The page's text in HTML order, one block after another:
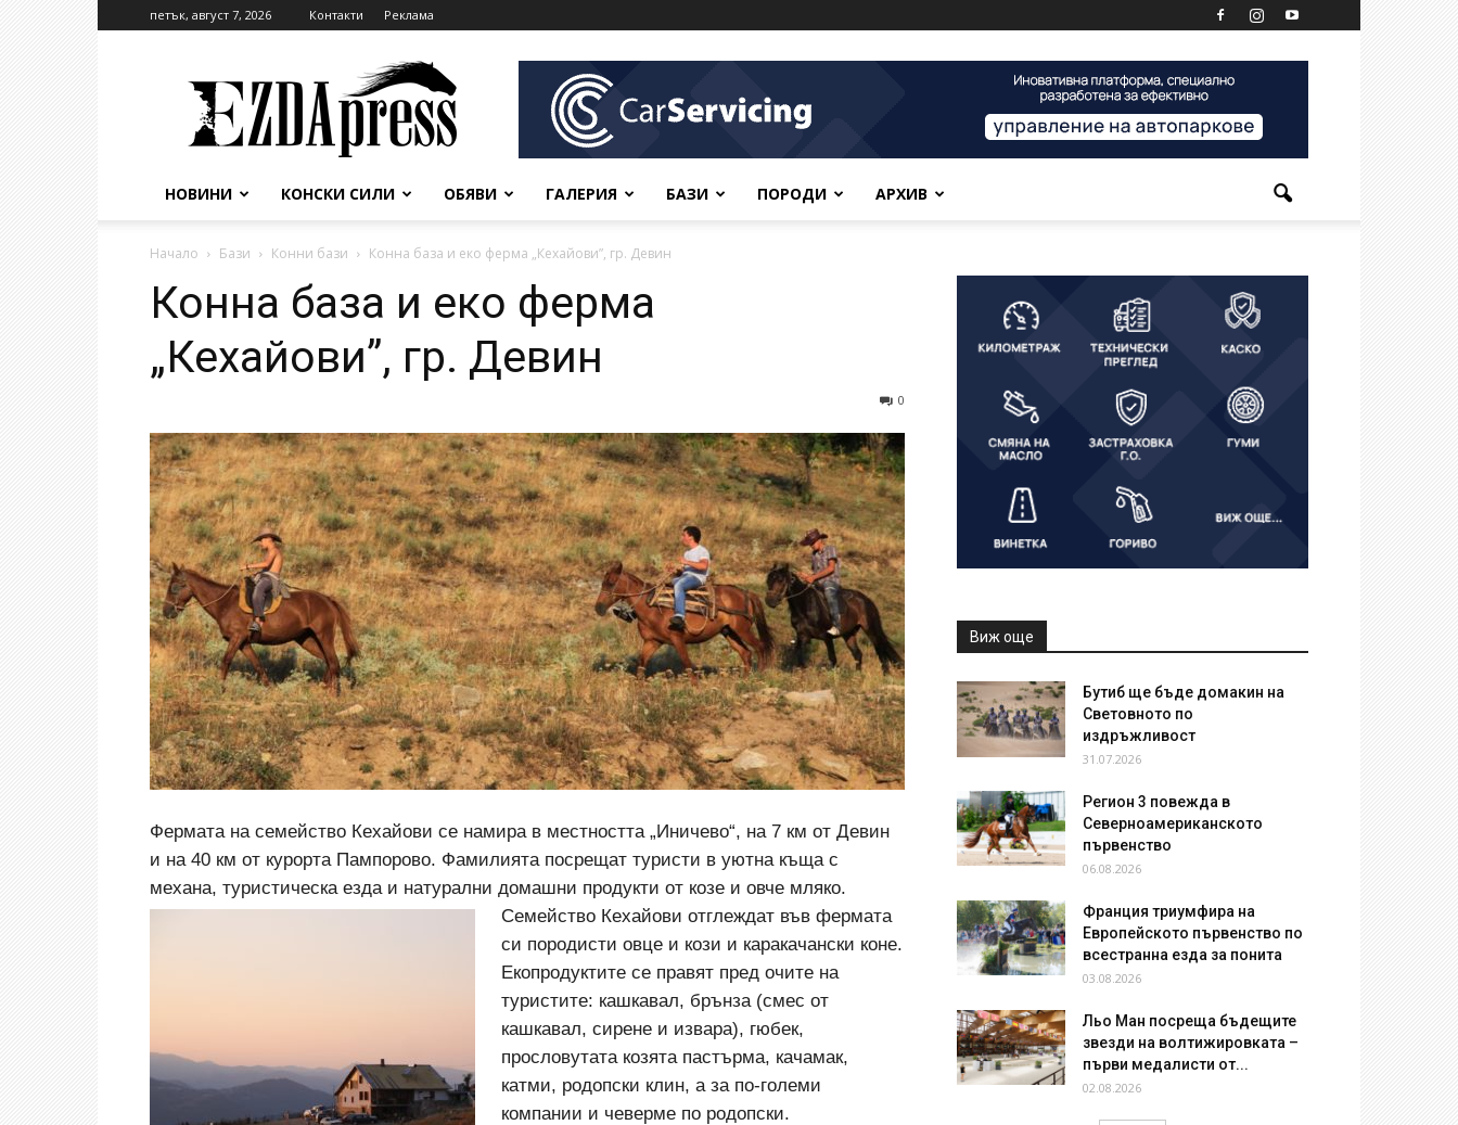
петък, август 7, 2026 Контакти Реклама
НОВИНИ КОНСКИ СИЛИ ОБЯВИ ГАЛЕРИЯ БАЗИ ПОРОДИ АРХИВ
Начало Бази Конни бази Конна база и еко ферма „Кехайови”, гр. Девин
Конна база и еко ферма
„Кехайови”, гр. Девин
0
Фермата на семейство Кехайови се намира в местността „Иничево“, на 7 км от Девин
и на 40 км от курорта Пампорово. Фамилията посрещат туристи в уютна къща с
механа, туристическа езда и натурални домашни продукти от козе и овче мляко.
Семейство Кехайови отглеждат във фермата
си породисти овце и кози и каракачански коне.
Екопродуктите се правят пред очите на
туристите: кашкавал, брънза (смес от
кашкавал, сирене и извара), гюбек,
прословутата козята пастърма, качамак,
катми, родопски клин, а за по-големи
компании и чеверме по родопски.
Виж още
Бутиб ще бъде домакин на
Световното по
издръжливост
31.07.2026
Регион 3 повежда в
Северноамериканското
първенство
06.08.2026
Франция триумфира на
Европейското първенство по
всестранна езда за понита
03.08.2026
Льо Ман посреща бъдещите
звезди на волтижировката –
първи медалисти от...
02.08.2026